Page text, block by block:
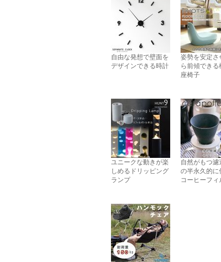
自由な発想で壁面を
デザインできる時計
姿勢を安定さ
ら前傾できる
座椅子
ユニークな動きが楽
しめるドリッピング
ランプ
自然がもつ濾
の半永久的に
コーヒーフィ